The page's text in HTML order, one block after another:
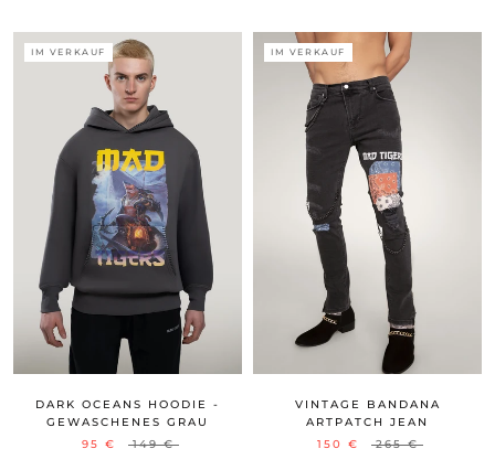
IM VERKAUF
DARK OCEANS HOODIE -
GEWASCHENES GRAU
95 €
149 €
IM VERKAUF
VINTAGE BANDANA
ARTPATCH JEAN
150 €
265 €